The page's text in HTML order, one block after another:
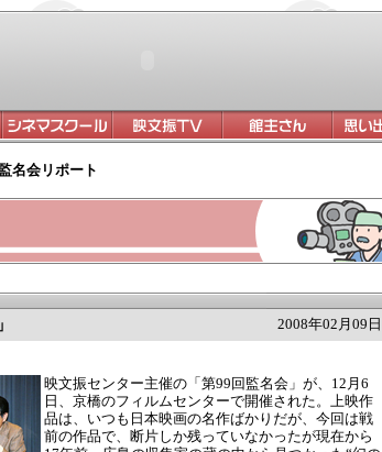
監名会リポート
2008年02月09日
映文振センター主催の「第99回監名会」が、12月6
日、京橋のフィルムセンターで開催された。上映作
品は、いつも日本映画の名作ばかりだが、今回は戦
前の作品で、断片しか残っていなかったが現在から